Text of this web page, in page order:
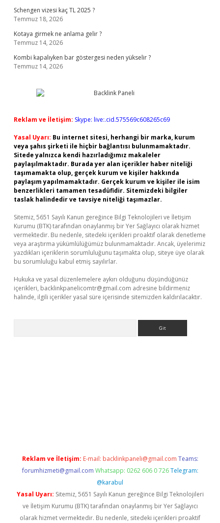
Schengen vizesi kaç TL 2025 ?
Temmuz 18, 2026
Kotaya girmek ne anlama gelir ?
Temmuz 14, 2026
Kombi kapalıyken bar göstergesi neden yükselir ?
Temmuz 14, 2026
Reklam ve İletişim: Skype: live:.cid.575569c608265c69
Yasal Uyarı: Bu internet sitesi, herhangi bir marka, kurum
veya şahıs şirketi ile hiçbir bağlantısı bulunmamaktadır.
Sitede yalnızca kendi hazırladığımız makaleler
paylaşılmaktadır. Burada yer alan içerikler haber niteliği
taşımamakta olup, gerçek kurum ve kişiler hakkında
paylaşım yapılmamaktadır. Gerçek kurum ve kişiler ile isim
benzerlikleri tamamen tesadüfidir. Sitemizdeki bilgiler
taslak halindedir ve tavsiye niteliği taşımazlar.
Sitemiz, 5651 Sayılı Kanun gereğince Bilgi Teknolojileri ve İletişim
Kurumu (BTK) tarafından onaylanmış bir Yer Sağlayıcı olarak hizmet
vermektedir. Bu nedenle, sitedeki içerikleri proaktif olarak denetleme
veya araştırma yükümlülüğümüz bulunmamaktadır. Ancak, üyelerimiz
yazdıkları içeriklerin sorumluluğunu taşımakta olup, siteye üye olarak
bu sorumluluğu kabul etmiş sayılırlar.
Hukuka ve yasal düzenlemelere aykırı olduğunu düşündüğünüz
içerikleri, backlinkpanelicomtr@gmail.com adresine bildirmeniz
halinde, ilgili içerikler yasal süre içerisinde sitemizden kaldırılacaktır.
Reklam ve İletişim: E-mail: backlinkpaneli@gmail.com Teams:
forumhizmeti@gmail.com Whatsapp: 0262 606 0 726 Telegram:
@karabul
Yasal Uyarı: Sitemiz, 5651 Sayılı Kanun gereğince Bilgi Teknolojileri
ve İletişim Kurumu (BTK) tarafından onaylanmış bir Yer Sağlayıcı
olarak hizmet vermektedir. Bu nedenle, sitedeki içerikleri proaktif